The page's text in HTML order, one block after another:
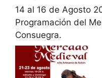
14 al 16 de Agosto
Programación del
Consuegra.